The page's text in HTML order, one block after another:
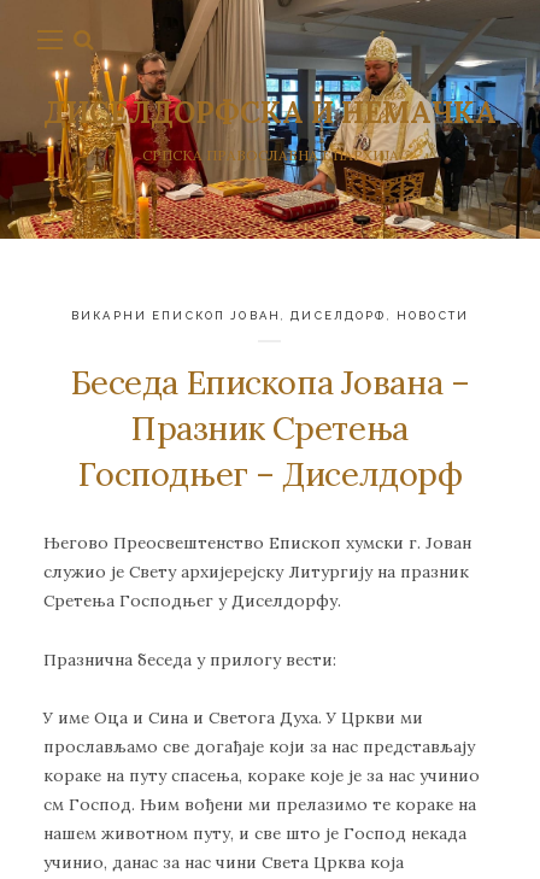
ДИСЕЛДОРФСКА И НЕМАЧКА
СРПСКА ПРАВОСЛАВНА ЕПАРХИЈА
ВИКАРНИ ЕПИСКОП ЈОВАН ,ДИСЕЛДОРФ НОВОСТИ
Беседа Епископа Јована –
Празник Сретења
Господњег – Диселдорф
Његово Преосвештенство Епископ хумски г. Јован
служио је Свету архијерејску Литургију на празник
Сретења Господњег у Диселдорфу.
Празнична беседа у прилогу вести:
У име Оца и Сина и Светога Духа. У Цркви ми
прослављамо све догађаје који за нас представљају
кораке на путу спасења, кораке које је за нас учинио
см Господ. Њим вођени ми прелазимо те кораке на
нашем животном путу, и све што је Господ некада
учинио, данас за нас чини Света Црква која